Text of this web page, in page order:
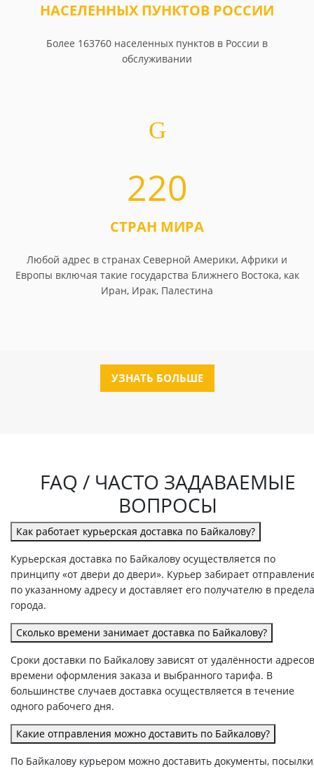
НАСЕЛЕННЫХ ПУНКТОВ РОССИИ
Более 163760 населенных пунктов в России в
обслуживании
220
СТРАН МИРА
Любой адрес в странах Северной Америки, Африки и
Европы включая такие государства Ближнего Востока, как
Иран, Ирак, Палестина
УЗНАТЬ БОЛЬШЕ
FAQ / ЧАСТО ЗАДАВАЕМЫЕ
ВОПРОСЫ
Как работает курьерская доставка по Байкалову?
Курьерская доставка по Байкалову осуществляется по
принципу «от двери до двери». Курьер забирает
по указанному адресу и доставляет его получателю в
города.
Сколько времени занимает доставка по Байкалову?
Сроки доставки по Байкалову зависят от удалённости
времени оформления заказа и выбранного тарифа. В
большинстве случаев доставка осуществляется в течение
одного рабочего дня.
Какие отправления можно доставить по Байкалову?
По Байкалову курьером можно доставить документы,